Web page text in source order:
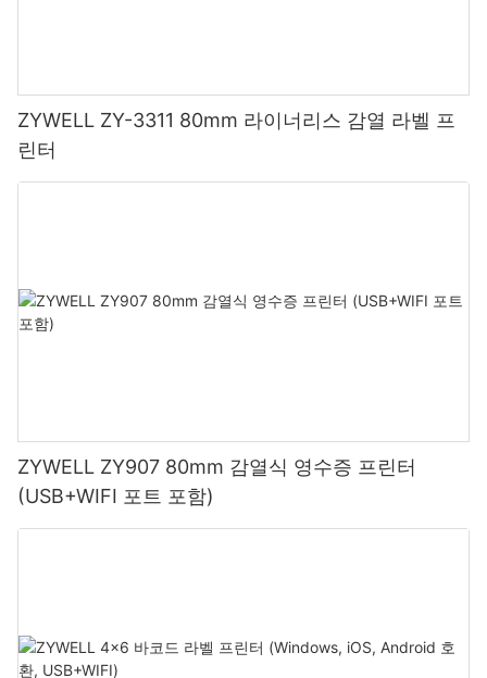
ZYWELL ZY-3311 80mm 라이너리스 감열 라벨 프
린터
ZYWELL ZY907 80mm 감열식 영수증 프린터
(USB+WIFI 포트 포함)